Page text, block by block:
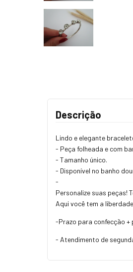
Descrição
Lindo e elegante
- Peça folheada e com
- Tamanho único.
- Disponível no banho
-
Personalize suas peças!
Aqui você tem a
-Prazo para confecção +
- Atendimento de